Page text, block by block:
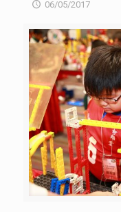
06/05/2017